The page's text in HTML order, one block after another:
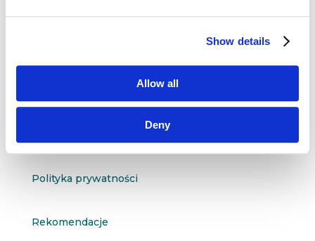
Show details
Allow all
Deny
O nas
Kontakt
Polityka prywatności
Rekomendacje